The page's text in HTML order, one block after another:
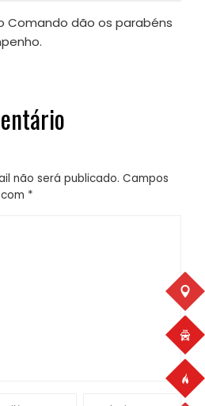
Comando dão os parabéns
não será publicado. Campos
*